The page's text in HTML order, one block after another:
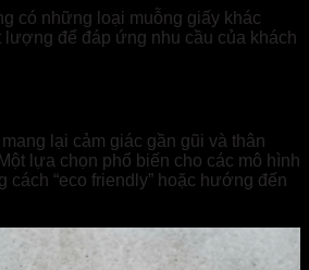
có những loại muỗng giấy khác
lượng để đáp ứng nhu cầu của khách
lại cảm giác gần gũi và thân
lựa chọn phổ biến cho các mô hình
cách “eco friendly” hoặc hướng đến